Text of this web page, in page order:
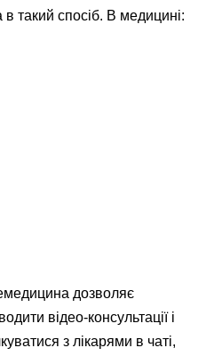
в такий спосіб. В медицині:
дозволяє
відео-консультації і
з лікарями в чаті,